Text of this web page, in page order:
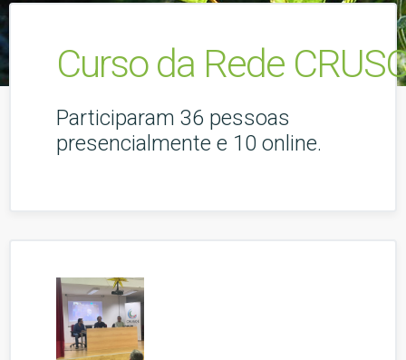
Curso da Rede
Participaram 36 pessoas
presencialmente e 10 online.